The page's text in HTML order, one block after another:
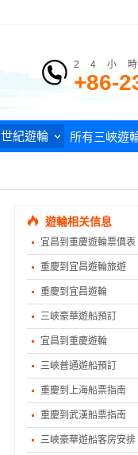
24小
+86-
世紀遊輪 所有三峽遊
遊輪相关信息
宜昌到重慶遊輪票價表
重慶到宜昌遊輪旅遊
重慶到宜昌遊輪
三峽豪華遊船預訂
宜昌到重慶遊輪
三峽普通遊船預訂
重慶到上海船票指南
重慶到武漢船票指南
三峽豪華遊船客房安排